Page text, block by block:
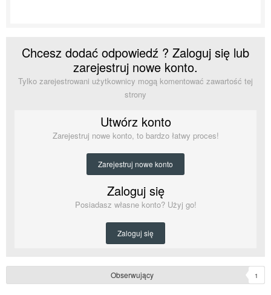
Chcesz dodać odpowiedź ? Zaloguj się lub
zarejestruj nowe konto.
Tylko zarejestrowani użytkownicy mogą komentować zawartość tej
strony
Utwórz konto
Zarejestruj nowe konto, to bardzo łatwy proces!
Zarejestruj nowe konto
Zaloguj się
Posiadasz własne konto? Użyj go!
Zaloguj się
Obserwujący 1